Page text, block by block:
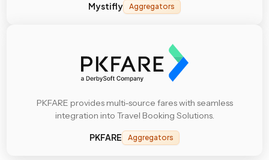
Mystifly Aggregators
PKFARE provides multi-source fares with seamless
integration into Travel Booking Solutions.
PKFARE Aggregators